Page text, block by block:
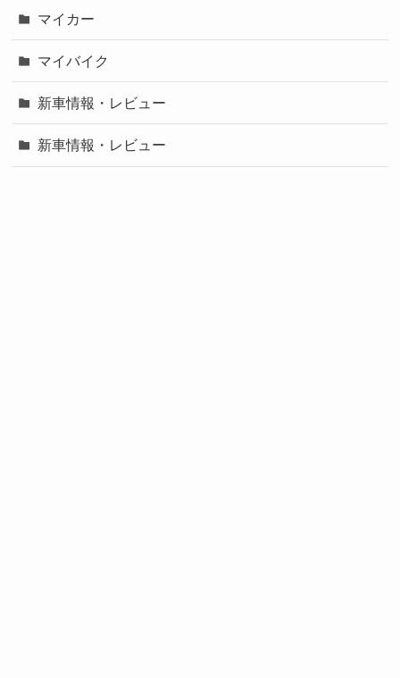
マイカー
マイバイク
新車情報・レビュー
新車情報・レビュー